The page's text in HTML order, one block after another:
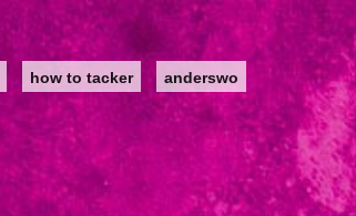
how to tacker anderswo